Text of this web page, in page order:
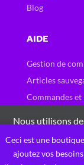
Ceci est une
ajoutez vos
Blog
AIDE
Gestion de
Articles
Commandes
Nous utilisons
sur notre site